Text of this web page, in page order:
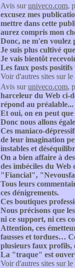
Avis suruniveco.com,
excusez mes
mettre dans cette
aurez compris mon
Donc, ne m'en voulez
Je suis plus cultivé
Je vais bientôt
Les faux posts
Voir d'autres sites sur le
Avis suruniveco.com,
harceleur du Web ci-
répond au préalable...
Et oui, on en peut
Donc nous allons
Ces maniaco-
de leur imagination
instables et
On a bien affaire à
des imbéciles du
"Fiancial",
Tous leurs
ces dénigrements.
Ces boutiques
Nous précisons que
ni ce support, ni ces
Attention, ces
fausses et tordues…
plusieurs faux profils,
La "traque" est
Voir d'autres sites sur le